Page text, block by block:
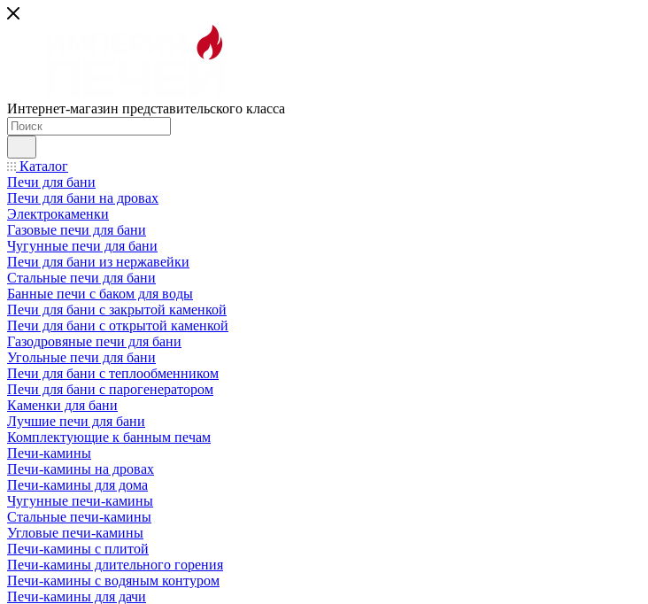
Интернет-магазин представительского класса
Каталог
Печи для бани
Печи для бани на дровах
Электрокаменки
Газовые печи для бани
Чугунные печи для бани
Печи для бани из нержавейки
Стальные печи для бани
Банные печи с баком для воды
Печи для бани с закрытой каменкой
Печи для бани с открытой каменкой
Газодровяные печи для бани
Угольные печи для бани
Печи для бани с теплообменником
Печи для бани с парогенератором
Каменки для бани
Лучшие печи для бани
Комплектующие к банным печам
Печи-камины
Печи-камины на дровах
Печи-камины для дома
Чугунные печи-камины
Стальные печи-камины
Угловые печи-камины
Печи-камины с плитой
Печи-камины длительного горения
Печи-камины с водяным контуром
Печи-камины для дачи